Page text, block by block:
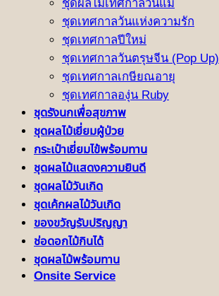
ชุดผลไม้เทศกาลวันแม่
ชุดเทศกาลวันแห่งความรัก
ชุดเทศกาลปีใหม่
ชุดเทศกาลวันตรุษจีน (Pop Up)
ชุดเทศกาลเกษียณอายุ
ชุดเทศกาลองุ่น Ruby
ชุดรังนกเพื่อสุขภาพ
ชุดผลไม้เยี่ยมผู้ป่วย
กระเป๋าเยี่ยมไข้พร้อมทาน
ชุดผลไม้แสดงความยินดี
ชุดผลไม้วันเกิด
ชุดเค้กผลไม้วันเกิด
ของขวัญรับปริญญา
ช่อดอกไม้กินได้
ชุดผลไม้พร้อมทาน
Onsite Service